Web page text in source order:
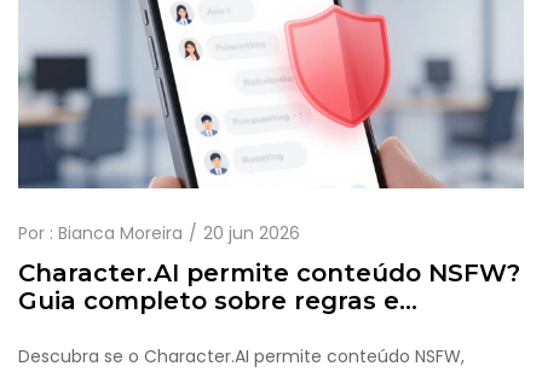
Por : Bianca Moreira 20 jun 2026
Character.AI permite conteúdo NSFW?
Guia completo sobre regras e
Descubra se o Character.AI permite conteúdo NSFW,